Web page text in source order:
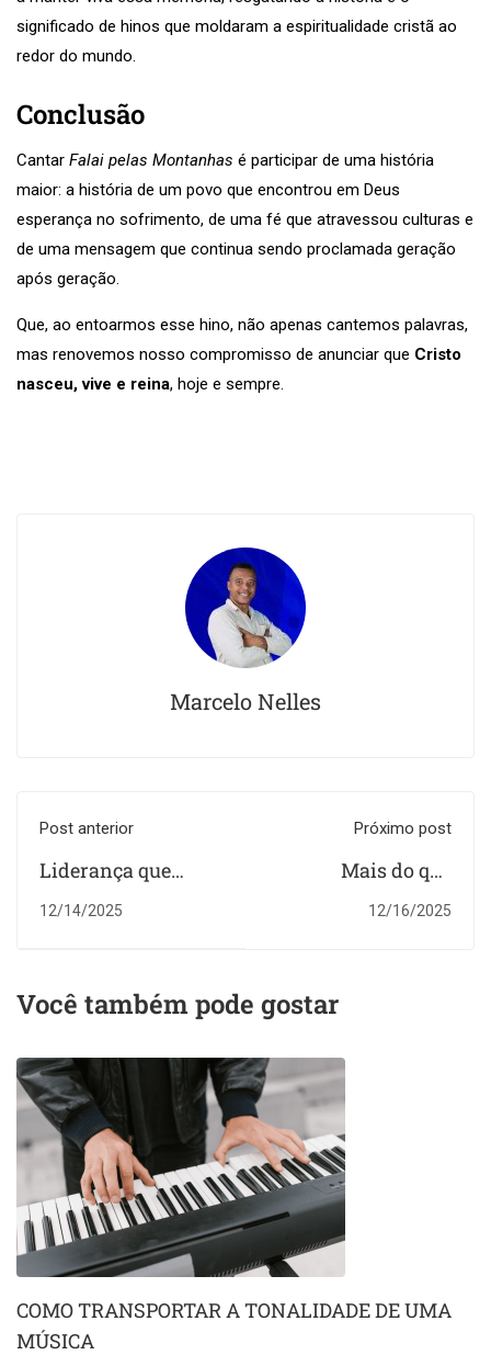
significado de hinos que moldaram a espiritualidade cristã ao
redor do mundo.
Conclusão
Cantar Falai pelas Montanhas é participar de uma história
maior: a história de um povo que encontrou em Deus
esperança no sofrimento, de uma fé que atravessou culturas e
de uma mensagem que continua sendo proclamada geração
após geração.
Que, ao entoarmos esse hino, não apenas cantemos palavras,
mas renovemos nosso compromisso de anunciar que Cristo
nasceu, vive e reina, hoje e sempre.
Marcelo Nelles
Post anterior
Liderança que
Inspira - Pr Paulo
12/14/2025
Próximo post
Mais do que
Ensaios: Como
12/16/2025
Você também pode gostar
COMO TRANSPORTAR A TONALIDADE DE UMA
MÚSICA